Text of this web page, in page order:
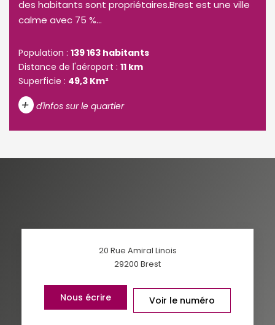
des habitants sont propriétaires.Brest est une ville
calme avec 75 %...
Population : 139 163 habitants
Distance de l'aéroport : 11 km
Superficie : 49,3 Km²
+ d'infos sur le quartier
VOITURE
RÉSULTATS DES LYCÉES ECOLES ET CRÈCHES
20 Rue Amiral Linois
29200 Brest
Nous écrire Voir le numéro